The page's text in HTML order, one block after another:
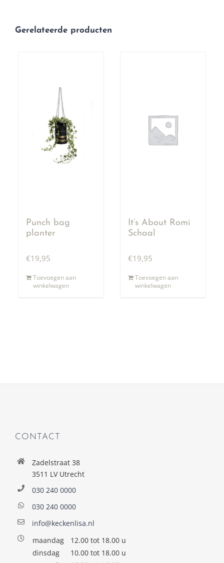
Gerelateerde producten
Punch bag
planter
€19,95
Toevoegen aan
winkelwagen
It’s About Romi
Schaal
€19,95
Toevoegen aan
winkelwagen
CONTACT
Zadelstraat 38
3511 LV Utrecht
030 240 0000
030 240 0000
info@keckenlisa.nl
maandag
12.00 tot 18.00 u
dinsdag
10.00 tot 18.00 u